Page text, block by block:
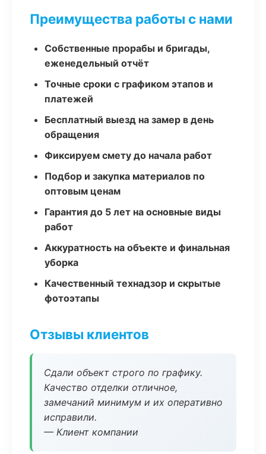
Преимущества работы с нами
Собственные прорабы и бригады,
еженедельный отчёт
Точные сроки с графиком этапов и
платежей
Бесплатный выезд на замер в день
обращения
Фиксируем смету до начала работ
Подбор и закупка материалов по
оптовым ценам
Гарантия до 5 лет на основные виды
работ
Аккуратность на объекте и финальная
уборка
Качественный технадзор и скрытые
фотоэтапы
Отзывы клиентов
Сдали объект строго по графику.
Качество отделки отличное,
замечаний минимум и их оперативно
исправили.
— Клиент компании